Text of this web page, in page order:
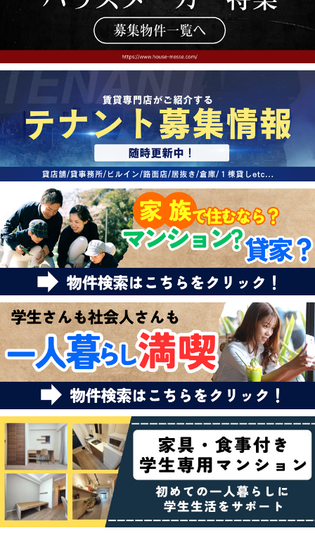
店舗情報·アクセス
会社概要
メールでお問い合わせ